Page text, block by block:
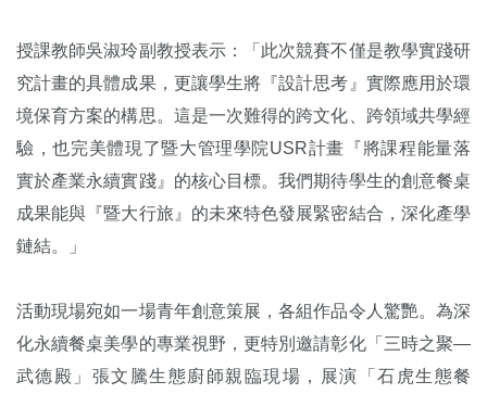
授課教師吳淑玲副教授表示：「此次競賽不僅是教學實踐研
究計畫的具體成果，更讓學生將『設計思考』實際應用於環
境保育方案的構思。這是一次難得的跨文化、跨領域共學經
驗，也完美體現了暨大管理學院USR計畫『將課程能量落
實於產業永續實踐』的核心目標。我們期待學生的創意餐桌
成果能與『暨大行旅』的未來特色發展緊密結合，深化產學
鏈結。」
活動現場宛如一場青年創意策展，各組作品令人驚艷。為深
化永續餐桌美學的專業視野，更特別邀請彰化「三時之聚—
武德殿」張文騰生態廚師親臨現場，展演「石虎生態餐